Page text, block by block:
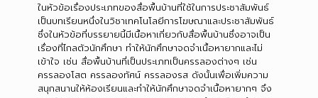
ในหัวข้อเรื่องประเภทของสื่อพื้นบ้านที่ใช้ในการประชาสัมพันธ์
เป็นบทเรียนหนึ่งในวิชาเทคโนโลยีการโฆษณาและประชาสัมพันธ์
ซึ่งในหัวข้อที่บรรยายนี้มีเนื้อหาเกี่ยวกับสื่อพื้นบ้านซึ่งอาจเป็น
เรื่องที่ไกลตัวนักศึกษา ทำให้นักศึกษาจดจำเนื้อหายากและไม่
เข้าใจ เช่น สื่อพื้นบ้านที่เป็นประเภทเป็นครรลองต่างๆ เช่น
ครรลองโสต ครรลองทัศน์ ครรลองรส ดังนั้นเพื่อเพิ่มความ
สนุกสนานให้ห้องเรียนและทำให้นักศึกษาจดจำเนื้อหายากๆ จึง